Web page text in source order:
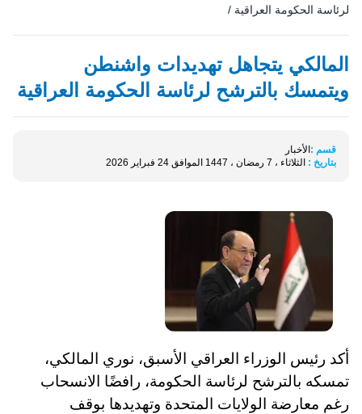
لرئاسة الحكومة العراقية /
المالكي يتجاهل تهديدات واشنطن
ويتمسك بالترشح لرئاسة الحكومة العراقية
قسم : الأخبار
بتاريخ : الثلاثاء ، 7 رمضان ، 1447 الموافق 24 فبراير 2026
أكد رئيس الوزراء العراقي الأسبق، نوري المالكي،
تمسكه بالترشح لرئاسة الحكومة، رافضًا الانسحاب
رغم معارضة الولايات المتحدة وتهديدها بوقف